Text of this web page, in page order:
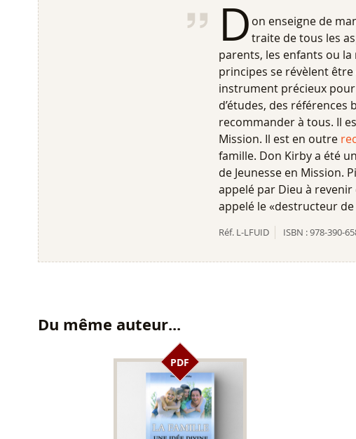
D on enseigne de
traite de tous les
parents, les enfants ou
principes se révèlent
instrument précieux
d’études, des
recommander à tous. Il
Mission. Il est en outre
famille. Don Kirby a été
de Jeunesse en Mission.
appelé par Dieu à
appelé le «destructeur de
Réf. L-LFUID ISBN :978-390-
Du même auteur...
PDF